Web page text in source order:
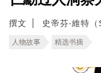
撰文 史帝芬‧維特
人物故事 精选书摘